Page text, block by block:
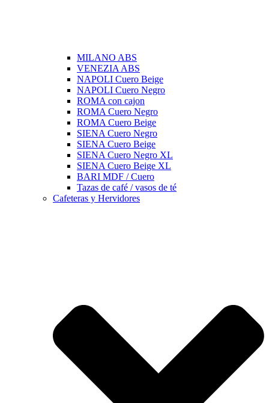
MILANO ABS
VENEZIA ABS
NAPOLI Cuero Beige
NAPOLI Cuero Negro
ROMA con cajon
ROMA Cuero Negro
ROMA Cuero Beige
SIENA Cuero Negro
SIENA Cuero Beige
SIENA Cuero Negro XL
SIENA Cuero Beige XL
BARI MDF / Cuero
Tazas de café / vasos de té
Cafeteras y Hervidores